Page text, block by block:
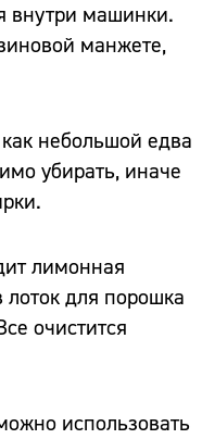
внутри машинки.
манжете,
небольшой едва
убирать, иначе
лимонная
лоток для порошка
очистится
использовать